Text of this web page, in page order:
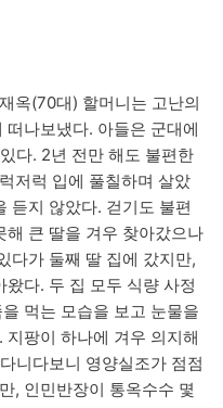
옥(70대) 할머니는 고난의
나보냈다. 아들은 군대에
다. 2년 전만 해도 불편한
저럭 입에 풀칠하며 살았
듣지 않았다. 걷기도 불편
해 큰 딸을 겨우 찾아갔으나
다가 둘째 딸 집에 갔지만,
다. 두 집 모두 식량 사정
먹는 모습을 보고 눈물을
팡이 하나에 겨우 의지해
니다보니 영양실조가 점점
, 인민반장이 통옥수수 몇